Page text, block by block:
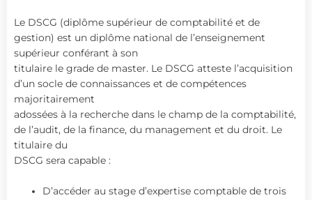
Le DSCG (diplôme supérieur de comptabilité et de
gestion) est un diplôme national de l’enseignement
supérieur conférant à son
titulaire le grade de master. Le DSCG atteste l’acquisition
d’un socle de connaissances et de compétences
majoritairement
adossées à la recherche dans le champ de la comptabilité,
de l’audit, de la finance, du management et du droit. Le
titulaire du
DSCG sera capable :
D’accéder au stage d’expertise comptable de trois